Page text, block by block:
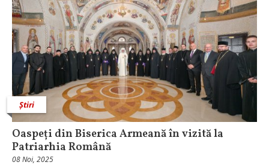
Știri
Oaspeți din Biserica Armeană în vizită la
Patriarhia Română
08 Noi, 2025